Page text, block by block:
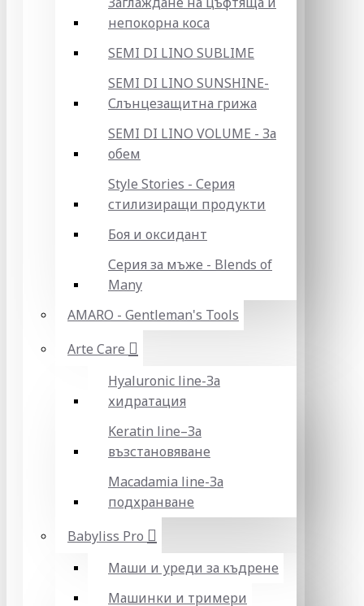
непокорна коса
SEMI DI LINO SUBLIME
SEMI DI LINO SUNSHINE-
Слънцезащитна грижа
SEMI DI LINO VOLUME - За
обем
Style Stories - Серия
стилизиращи продукти
Боя и оксидант
Серия за мъже - Blends of
Many
AMARO - Gentleman's Tools
Arte Care
Hyaluronic line-За
хидратация
Keratin line–За
възстановяване
Macadamia line-За
подхранване
Babyliss Pro
Маши и уреди за къдрене
Машинки и тримери